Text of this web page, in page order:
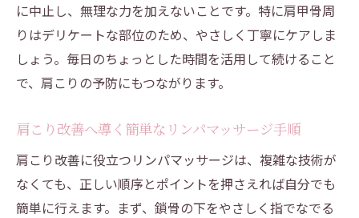
に中止し、無理な力を加えないことです。特に肩甲骨周
りはデリケートな部位のため、やさしく丁寧にケアしま
しょう。毎日のちょっとした時間を活用して続けること
で、肩こりの予防にもつながります。
肩こり改善へ導く簡単なリンパマッサージ手順
肩こり改善に役立つリンパマッサージは、複雑な技術が
なくても、正しい順序とポイントを押さえれば自分でも
簡単に行えます。まず、鎖骨の下をやさしく指でなでる